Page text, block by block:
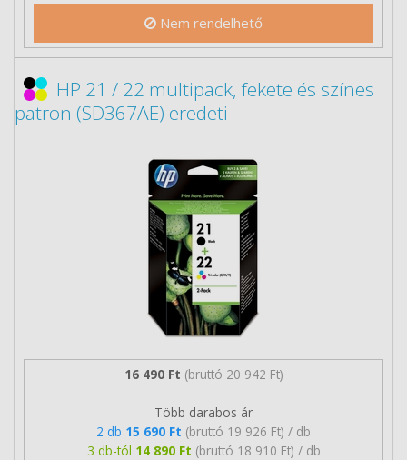
Nem rendelhető
HP 21 / 22 multipack, fekete és színes
patron (SD367AE) eredeti
16 490 Ft (bruttó 20 942 Ft)
Több darabos ár
2 db 15 690 Ft (bruttó 19 926 Ft) / db
3 db-tól 14 890 Ft (bruttó 18 910 Ft) / db